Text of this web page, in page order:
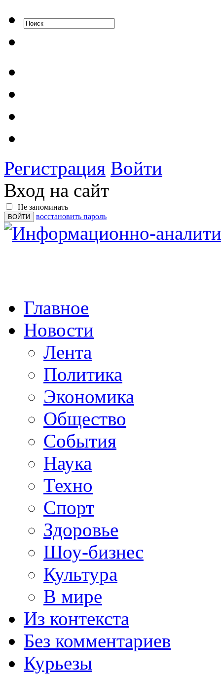
Регистрация Войти
Вход на сайт
Не запоминать
восстановить пароль
Главное
Новости
Лента
Политика
Экономика
Общество
События
Наука
Техно
Спорт
Здоровье
Шоу-бизнес
Культура
В мире
Из контекста
Без комментариев
Курьезы